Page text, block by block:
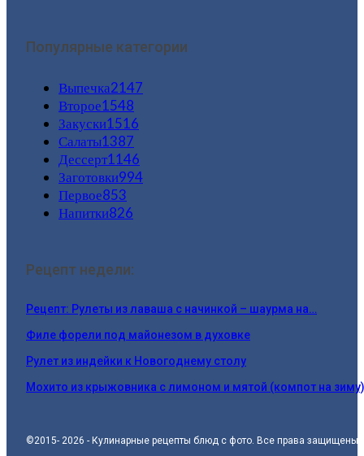
Популярные категории
Выпечка2147
Второе1548
Закуски1516
Салаты1387
Дессерт1146
Заготовки994
Первое853
Напитки826
Рецепт недели:
Рецепт: Рулеты из лаваша с начинкой – шаурма на…
Филе форели под майонезом в духовке
Рулет из индейки к Новогоднему столу
Мохито из крыжовника с лимоном и мятой (компот на зиму)
©2015- 2026 - Кулинарные рецепты блюд с фото. Все права защищены.